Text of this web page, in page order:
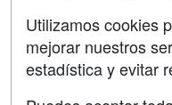
Contactar
Confidencialidad
Aviso legal
Utilizamos cookies
mejorar nuestros
estadística y evitar